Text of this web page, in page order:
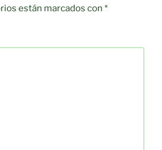
están marcados con *